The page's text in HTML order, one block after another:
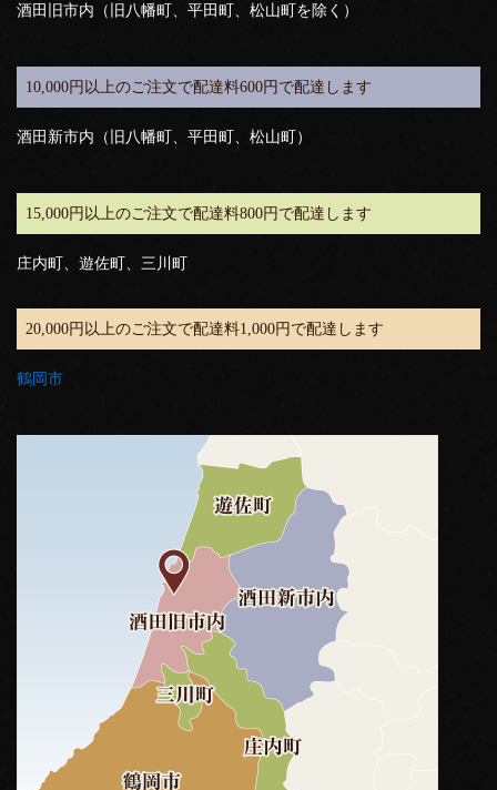
酒田旧市内（旧八幡町、平田町、松山町を除く）
10,000円以上のご注文で配達料600円で配達します
酒田新市内（旧八幡町、平田町、松山町）
15,000円以上のご注文で配達料800円で配達します
庄内町、遊佐町、三川町
20,000円以上のご注文で配達料1,000円で配達します
鶴岡市